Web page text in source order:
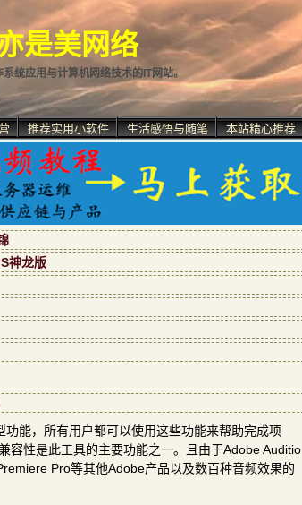
是美网络
统应用与计算机网络技术的IT网站。
推荐实用小软件 生活感悟与随笔 本站精心推荐
神龙版
能，所有用户都可以使用这些功能来帮助完成项
容性是此工具的主要功能之一。且由于Adobe Auditio
Pro等其他Adobe产品以及数百种音频效果的